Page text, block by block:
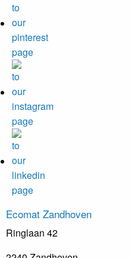
Ecomat Zandhoven
Ringlaan 42